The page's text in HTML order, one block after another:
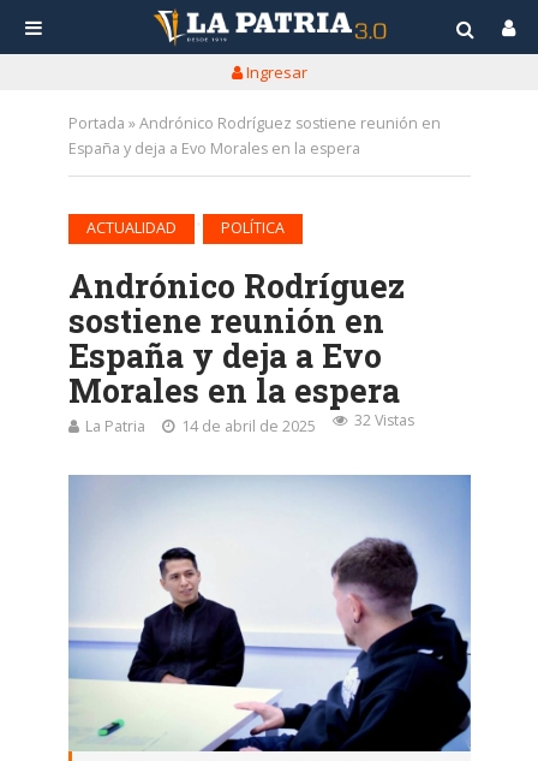
Ingresar
Portada »Andrónico Rodríguez sostiene reunión en
España y deja a Evo Morales en la espera
ACTUALIDAD POLÍTICA
Andrónico Rodríguez
sostiene reunión en
España y deja a Evo
Morales en la espera
La Patria 14 de abril de 2025 32 Vistas